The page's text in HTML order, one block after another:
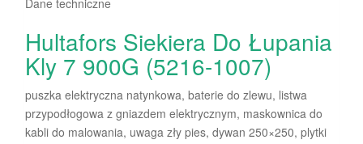
Dane techniczne
Hultafors Siekiera Do Łupania
Kly 7 900G (5216-1007)
puszka elektryczna natynkowa, baterie do zlewu, listwa
przypodłogowa z gniazdem elektrycznym, maskownica do
kabli do malowania, uwaga zły pies, dywan 250×250, plytki